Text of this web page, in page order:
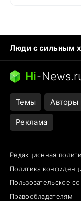
Люди с сильным
Кошка писает на
Ядовитые пауки
Города в ядерной
Открытие в
Hi-
Темы Авторы
Реклама
Редакционная
Политика
Пользовательское
Правообладателям